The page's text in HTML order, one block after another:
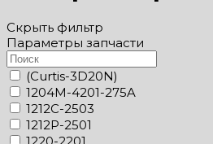
Скрыть фильтр
Параметры запчасти
(Curtis-3D20N)
1204M-4201-275A
1212C-2503
1212P-2501